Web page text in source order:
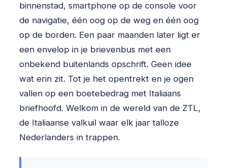
binnenstad, smartphone op de console voor
de navigatie, één oog op de weg en één oog
op de borden. Een paar maanden later ligt er
een envelop in je brievenbus met een
onbekend buitenlands opschrift. Geen idee
wat erin zit. Tot je het opentrekt en je ogen
vallen op een boetebedrag met Italiaans
briefhoofd. Welkom in de wereld van de ZTL,
de Italiaanse valkuil waar elk jaar talloze
Nederlanders in trappen.